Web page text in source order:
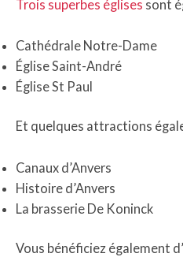
Trois superbes églises sont
Cathédrale Notre-Dame
Église Saint-André
Église St Paul
Et quelques attractions
Canaux d’Anvers
Histoire d’Anvers
La brasserie De Koninck
Vous bénéficiez également